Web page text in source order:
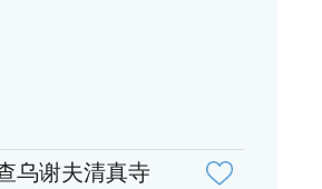
乌谢夫清真寺